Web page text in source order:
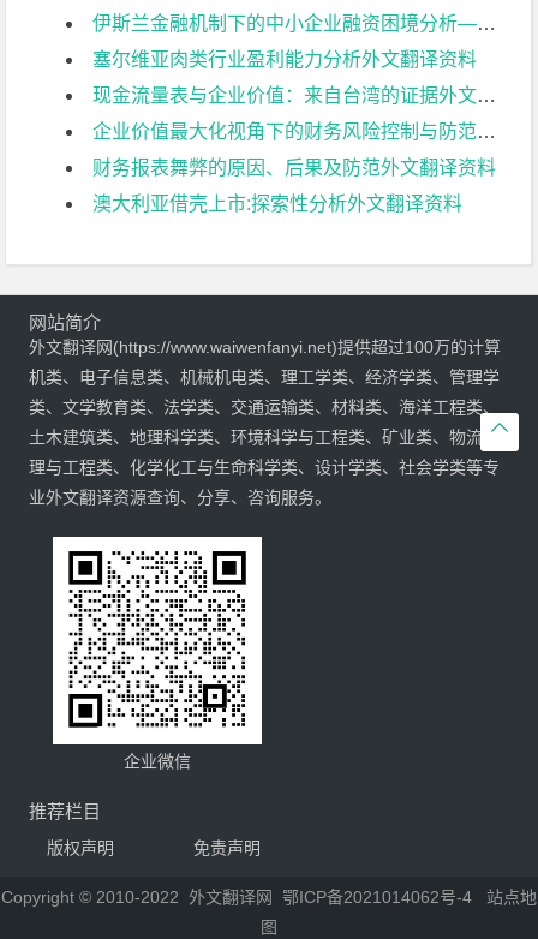
伊斯兰金融机制下的中小企业融资困境分析——以苏丹伊斯兰银行为例外文翻译资料
塞尔维亚肉类行业盈利能力分析外文翻译资料
现金流量表与企业价值：来自台湾的证据外文翻译资料
企业价值最大化视角下的财务风险控制与防范研究外文翻译资料
财务报表舞弊的原因、后果及防范外文翻译资料
澳大利亚借壳上市:探索性分析外文翻译资料

网站简介
外文翻译网(https://www.waiwenfanyi.net)提供超过100万的计算
机类、电子信息类、机械机电类、理工学类、经济学类、管理学
类、文学教育类、法学类、交通运输类、材料类、海洋工程类、
土木建筑类、地理科学类、环境科学与工程类、矿业类、物流管
理与工程类、化学化工与生命科学类、设计学类、社会学类等专
业外文翻译资源查询、分享、咨询服务。
企业微信
推荐栏目
版权声明 免责声明
Copyright © 2010-2022 外文翻译网 鄂ICP备2021014062号-4
站点地
图